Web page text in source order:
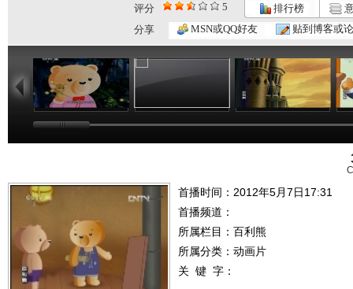
评分 5 排行榜
分享
MSN或QQ好友 贴到博客或
14:24
百利熊2 ...
14:09
百利熊3 ...
13:13
首播时间：2012年5月7日17:31
首播频道：
所属栏目： 百利熊
所属分类：动画片
关 键 字：